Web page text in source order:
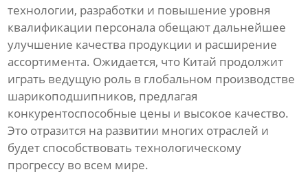
технологии, разработки и повышение уровня
квалификации персонала обещают дальнейшее
улучшение качества продукции и расширение
ассортимента. Ожидается, что Китай продолжит
играть ведущую роль в глобальном производстве
шарикоподшипников, предлагая
конкурентоспособные цены и высокое качество.
Это отразится на развитии многих отраслей и
будет способствовать технологическому
прогрессу во всем мире.